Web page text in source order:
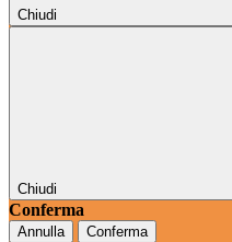
Chiudi
Chiudi
Conferma
Annulla Conferma